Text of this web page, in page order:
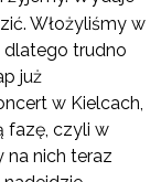
Włożyliśmy w
dlatego trudno
już
w Kielcach,
fazę, czyli w
nich teraz